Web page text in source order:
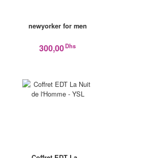
newyorker for men
300,00Dhs